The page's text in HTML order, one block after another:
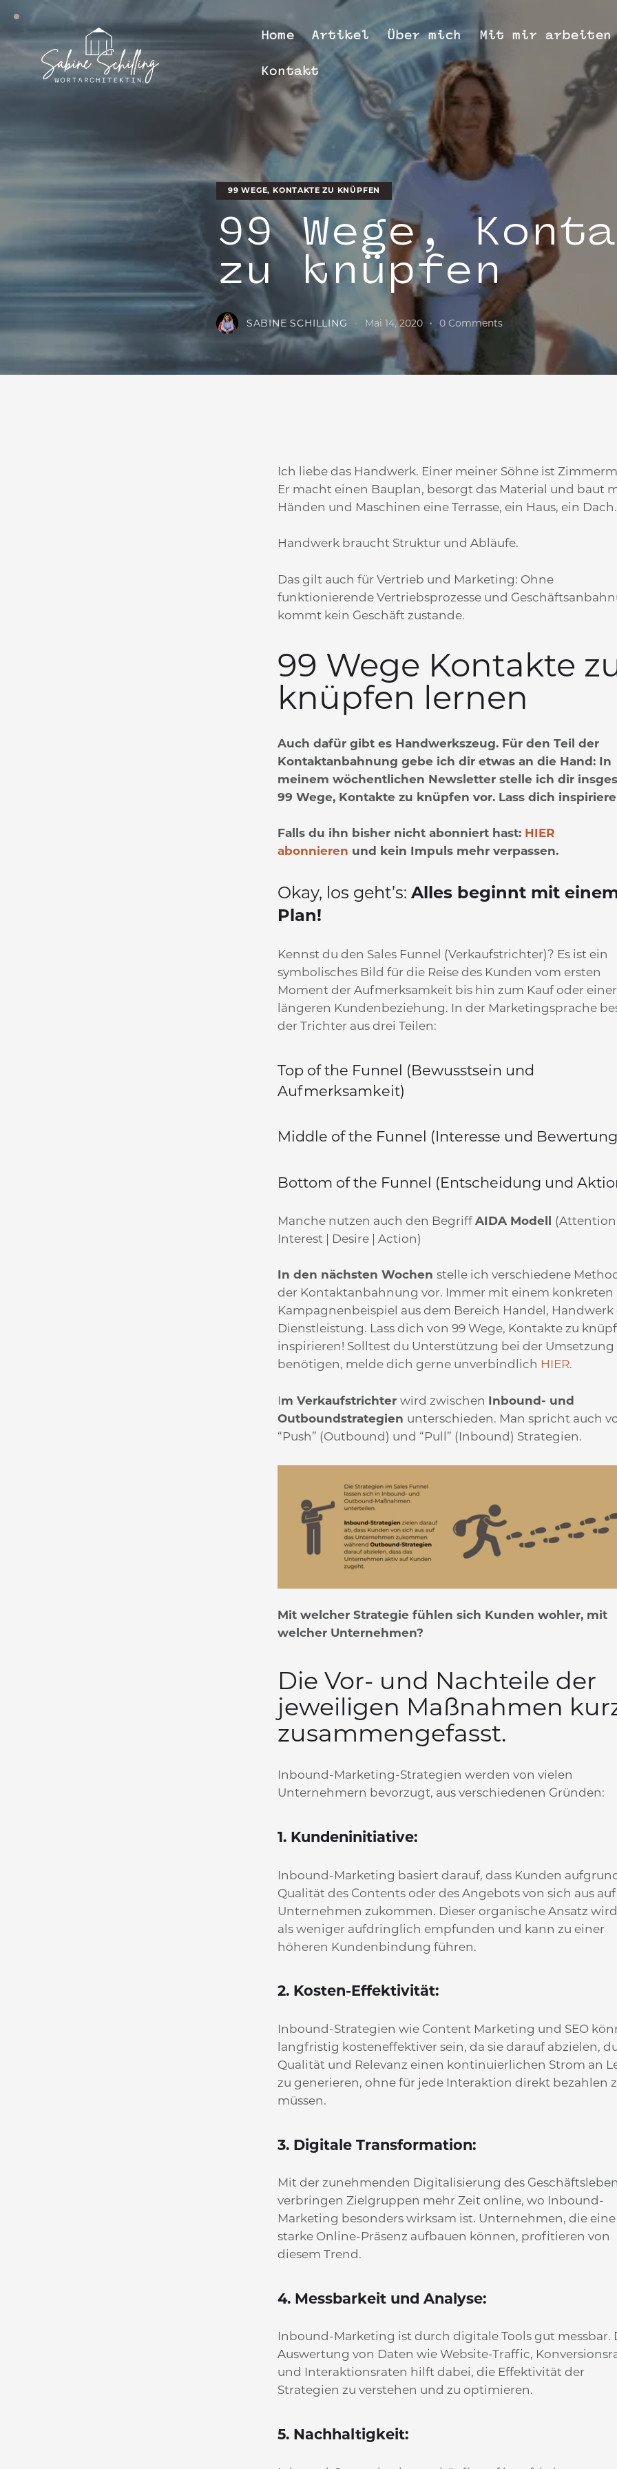
Home Artikel Über mich Mit mir arbeiten
Kontakt
Artikel Über mich Mit mir arbeiten
99 WEGE, KONTAKTE ZU KNÜPFEN
99 Wege,
zu knüpfen
SABINE SCHILLING Mai 14, 2020 0 Comments
Ich liebe das Handwerk. Einer meiner Söhne ist
Er macht einen Bauplan, besorgt das Material und baut
Händen und Maschinen eine Terrasse, ein Haus, ein Dach.
Handwerk braucht Struktur und Abläufe.
Das gilt auch für Vertrieb und Marketing: Ohne
funktionierende Vertriebsprozesse und
kommt kein Geschäft zustande.
99 Wege Kontakte
knüpfen lernen
Auch dafür gibt es Handwerkszeug. Für den Teil der
Kontaktanbahnung gebe ich dir etwas an die Hand: In
meinem wöchentlichen Newsletter stelle ich dir
99 Wege, Kontakte zu knüpfen vor. Lass dich
Falls du ihn bisher nicht abonniert hast: HIER
abonnieren und kein Impuls mehr verpassen.
Okay, los geht’s:Alles beginnt mit
Plan!
Kennst du den Sales Funnel (Verkaufstrichter)? Es ist ein
symbolisches Bild für die Reise des Kunden vom ersten
Moment der Aufmerksamkeit bis hin zum Kauf oder einer
längeren Kundenbeziehung. In der Marketingsprache
der Trichter aus drei Teilen:
Top of the Funnel (Bewusstsein und
Aufmerksamkeit)
Middle of the Funnel (Interesse und
Bottom of the Funnel (Entscheidung und
Manche nutzen auch den BegriffAIDA Modell
Interest | Desire | Action)
In den nächsten Wochenstelle ich verschiedene
der Kontaktanbahnung vor. Immer mit einem konkreten
Kampagnenbeispiel aus dem Bereich Handel, Handwerk
Dienstleistung. Lass dich von 99 Wege, Kontakte zu
inspirieren! Solltest du Unterstützung bei der Umsetzung
benötigen, melde dich gerne unverbindlich HIER.
m Verkaufstrichterwird zwischen
Inbound- und
Outboundstrategien unterschieden. Man spricht auch
“Push” (Outbound) und “Pull” (Inbound) Strategien.
Mit welcher Strategie fühlen sich Kunden wohler, mit
welcher Unternehmen?
Die Vor- und Nachteile der
jeweiligen Maßnahmen
zusammengefasst.
Inbound-Marketing-Strategien werden von vielen
Unternehmern bevorzugt, aus verschiedenen Gründen:
1. Kundeninitiative:
Inbound-Marketing basiert darauf, dass Kunden
Qualität des Contents oder des Angebots von sich aus auf
Unternehmen zukommen. Dieser organische Ansatz
als weniger aufdringlich empfunden und kann zu einer
höheren Kundenbindung führen.
2. Kosten-Effektivität:
Inbound-Strategien wie Content Marketing und SEO
langfristig kosteneffektiver sein, da sie darauf abzielen,
Qualität und Relevanz einen kontinuierlichen Strom an
zu generieren, ohne für jede Interaktion direkt bezahlen
müssen.
3. Digitale Transformation:
Mit der zunehmenden Digitalisierung des
verbringen Zielgruppen mehr Zeit online, wo Inbound-
Marketing besonders wirksam ist. Unternehmen, die eine
starke Online-Präsenz aufbauen können, profitieren von
diesem Trend.
4. Messbarkeit und Analyse:
Inbound-Marketing ist durch digitale Tools gut messbar.
Auswertung von Daten wie Website-Traffic,
und Interaktionsraten hilft dabei, die Effektivität der
Strategien zu verstehen und zu optimieren.
5. Nachhaltigkeit: